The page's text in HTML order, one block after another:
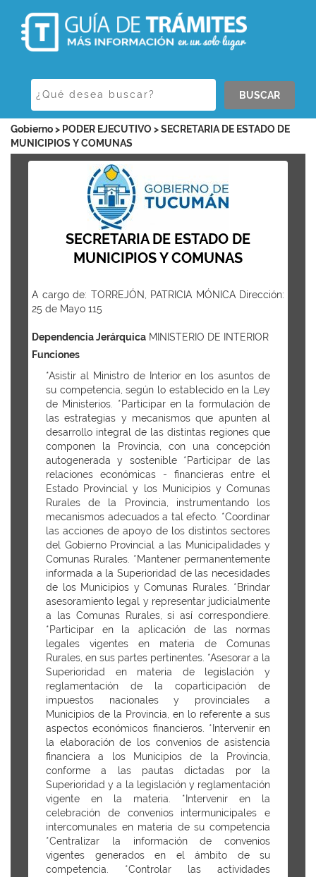
BUSCAR
Gobierno > PODER EJECUTIVO > SECRETARIA DE ESTADO DE
MUNICIPIOS Y COMUNAS
SECRETARIA DE ESTADO DE
MUNICIPIOS Y COMUNAS
A cargo de: TORREJÓN, PATRICIA MÓNICA Dirección:
25 de Mayo 115
Dependencia Jerárquica MINISTERIO DE INTERIOR
Funciones
*Asistir al Ministro de Interior en los asuntos de
su competencia, según lo establecido en la Ley
de Ministerios. *Participar en la formulación de
las estrategias y mecanismos que apunten al
desarrollo integral de las distintas regiones que
componen la Provincia, con una concepción
autogenerada y sostenible *Participar de las
relaciones económicas - financieras entre el
Estado Provincial y los Municipios y Comunas
Rurales de la Provincia, instrumentando los
mecanismos adecuados a tal efecto. *Coordinar
las acciones de apoyo de los distintos sectores
del Gobierno Provincial a las Municipalidades y
Comunas Rurales. *Mantener permanentemente
informada a la Superioridad de las necesidades
de los Municipios y Comunas Rurales. *Brindar
asesoramiento legal y representar judicialmente
a las Comunas Rurales, si así correspondiere.
*Participar en la aplicación de las normas
legales vigentes en materia de Comunas
Rurales, en sus partes pertinentes. *Asesorar a la
Superioridad en materia de legislación y
reglamentación de la coparticipación de
impuestos nacionales y provinciales a
Municipios de la Provincia, en lo referente a sus
aspectos económicos financieros. *Intervenir en
la elaboración de los convenios de asistencia
financiera a los Municipios de la Provincia,
conforme a las pautas dictadas por la
Superioridad y a la legislación y reglamentación
vigente en la materia. *Intervenir en la
celebración de convenios intermunicipales e
intercomunales en materia de su competencia
*Centralizar la información de convenios
vigentes generados en el ámbito de su
competencia. *Controlar las actividades